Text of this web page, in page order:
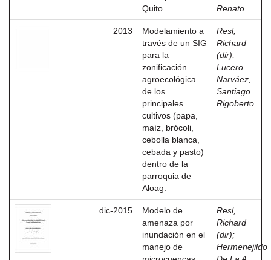
Quito
Renato
2013
Modelamiento a
través de un SIG
para la
zonificación
agroecológica
de los
principales
cultivos (papa,
maíz, brócoli,
cebolla blanca,
cebada y pasto)
dentro de la
parroquia de
Aloag.
Resl,
Richard
(dir);
Lucero
Narváez,
Santiago
Rigoberto
dic-2015
Modelo de
amenaza por
inundación en el
manejo de
Resl,
Richard
(dir);
Hermenejildo